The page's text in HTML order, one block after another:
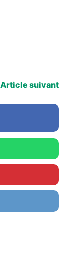
Article suivant